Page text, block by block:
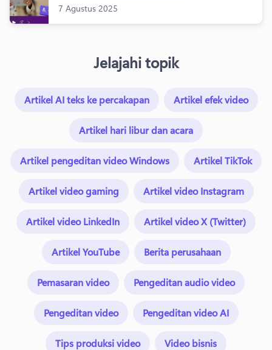
7 Agustus 2025
Jelajahi topik
Artikel AI teks ke percakapan Artikel efek video
Artikel hari libur dan acara
Artikel pengeditan video Windows Artikel TikTok
Artikel video gaming Artikel video Instagram
Artikel video LinkedIn Artikel video X (Twitter)
Artikel YouTube Berita perusahaan
Pemasaran video Pengeditan audio video
Pengeditan video Pengeditan video AI
Tips produksi video Video bisnis